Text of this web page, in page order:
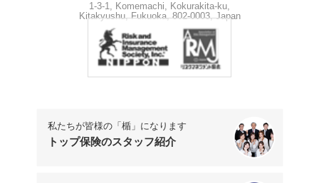
1-3-1, Komemachi, Kokurakita-ku,
Kitakyushu, Fukuoka, 802-0003, Japan
Phone.+81-93-541-7777
私たちが皆様の「楯」になります
トップ保険のスタッフ紹介